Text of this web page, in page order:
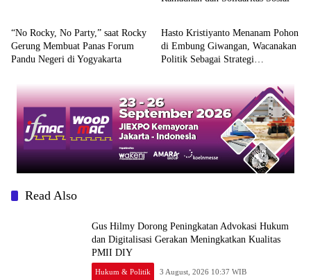
“No Rocky, No Party,” saat Rocky
Gerung Membuat Panas Forum
Pandu Negeri di Yogyakarta
Berita
Hasto Kristiyanto Menanam Pohon
di Embung Giwangan, Wacanakan
Politik Sebagai Strategi
Read Also
Gus Hilmy Dorong Peningkatan Advokasi Hukum
dan Digitalisasi Gerakan Meningkatkan Kualitas
PMII DIY
Hukum & Politik 3 August, 2026 10:37 WIB